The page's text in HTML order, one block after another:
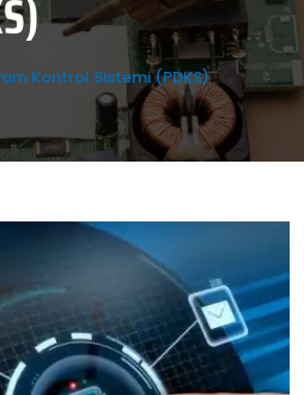
Kontrol Sistemi (PDKS)